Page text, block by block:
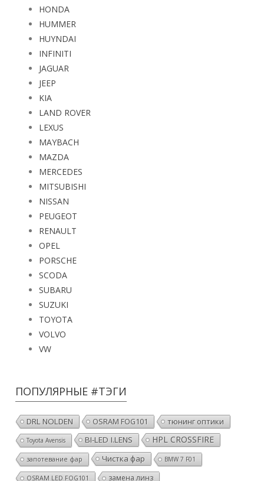
HONDA
HUMMER
HUYNDAI
INFINITI
JAGUAR
JEEP
KIA
LAND ROVER
LEXUS
MAYBACH
MAZDA
MERCEDES
MITSUBISHI
NISSAN
PEUGEOT
RENAULT
OPEL
PORSCHE
SCODA
SUBARU
SUZUKI
TOYOTA
VOLVO
VW
ПОПУЛЯРНЫЕ #ТЭГИ
DRL NOLDEN OSRAM FOG101 тюнинг оптики
Toyota Avensis BI-LED I.LENS HPL CROSSFIRE
запотевание фар Чистка фар BMW 7 F01
OSRAM LED FOG101 замена линз